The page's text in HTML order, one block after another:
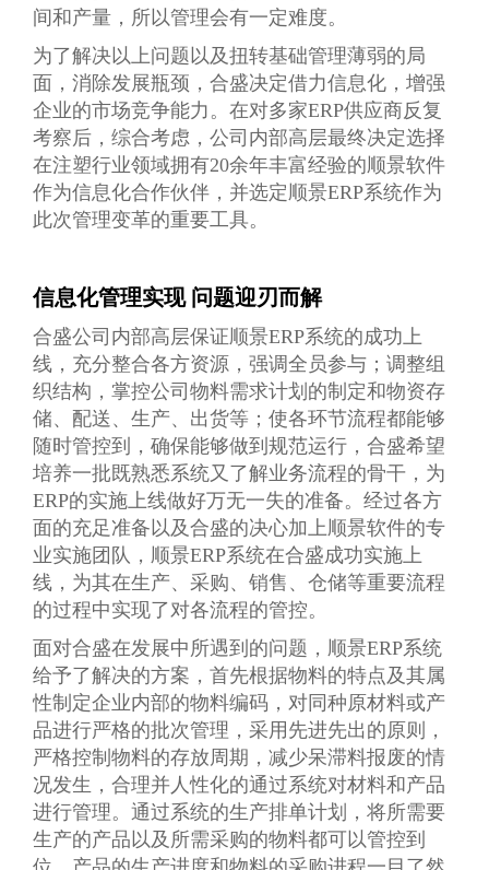
间和产量，所以管理会有一定难度。
为了解决以上问题以及扭转基础管理薄弱的局
面，消除发展瓶颈，合盛决定借力信息化，增强
企业的市场竞争能力。在对多家ERP供应商反复
考察后，综合考虑，公司内部高层最终决定选择
在注塑行业领域拥有20余年丰富经验的顺景软件
作为信息化合作伙伴，并选定顺景ERP系统作为
此次管理变革的重要工具。
信息化管理实现 问题迎刃而解
合盛公司内部高层保证顺景ERP系统的成功上
线，充分整合各方资源，强调全员参与；调整组
织结构，掌控公司物料需求计划的制定和物资存
储、配送、生产、出货等；使各环节流程都能够
随时管控到，确保能够做到规范运行，合盛希望
培养一批既熟悉系统又了解业务流程的骨干，为
ERP的实施上线做好万无一失的准备。经过各方
面的充足准备以及合盛的决心加上顺景软件的专
业实施团队，顺景ERP系统在合盛成功实施上
线，为其在生产、采购、销售、仓储等重要流程
的过程中实现了对各流程的管控。
面对合盛在发展中所遇到的问题，顺景ERP系统
给予了解决的方案，首先根据物料的特点及其属
性制定企业内部的物料编码，对同种原材料或产
品进行严格的批次管理，采用先进先出的原则，
严格控制物料的存放周期，减少呆滞料报废的情
况发生，合理并人性化的通过系统对材料和产品
进行管理。通过系统的生产排单计划，将所需要
生产的产品以及所需采购的物料都可以管控到